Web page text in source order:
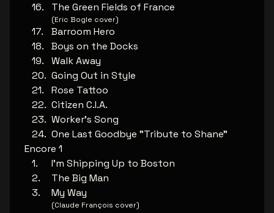
The Green Fields of France
(Eric Bogle cover)
Barroom Hero
Boys on the Docks
Walk Away
Going Out in Style
Rose Tattoo
Citizen C.I.A.
Worker's Song
One Last Goodbye "Tribute to Shane"
Encore 1
I'm Shipping Up to Boston
The Big Man
My Way
(Claude François cover)